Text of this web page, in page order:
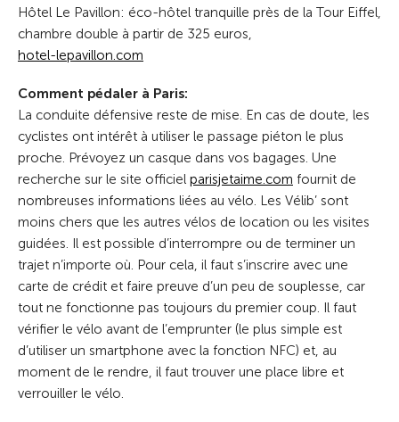
Hôtel Le Pavillon: éco-hôtel tranquille près de la Tour Eiffel,
chambre double à partir de 325 euros,
hotel-lepavillon.com
Comment pédaler à Paris:
La conduite défensive reste de mise. En cas de doute, les
cyclistes ont ­intérêt à utiliser le passage piéton le plus
proche. Prévoyez un casque dans vos bagages. Une
recherche sur le site officiel parisjetaime.com fournit de
nombreuses informations liées au vélo. Les Vélib’ sont
moins chers que les autres vélos de location ou les visites
guidées. Il est possible d’interrompre ou de terminer un
trajet n’importe où. Pour cela, il faut s’inscrire avec une
carte de crédit et faire preuve d’un peu de souplesse, car
tout ne fonctionne pas toujours du premier coup. Il faut
vérifier le vélo avant de l’emprunter (le plus simple est
d’utiliser un smartphone avec la fonction NFC) et, au
moment de le rendre, il faut trouver une place libre et
verrouiller le vélo.